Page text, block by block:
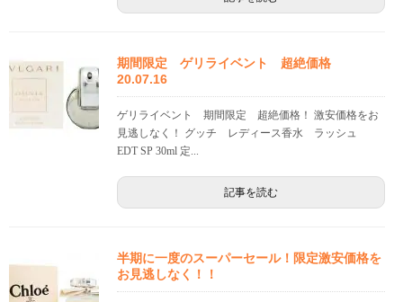
期間限定 ゲリライベント 超絶価格
20.07.16
ゲリライベント 期間限定 超絶価格！ 激安価格をお
見逃しなく！ グッチ レディース香水 ラッシュ
EDT SP 30ml 定...
記事を読む
半期に一度のスーパーセール！限定激安価格を
お見逃しなく！！